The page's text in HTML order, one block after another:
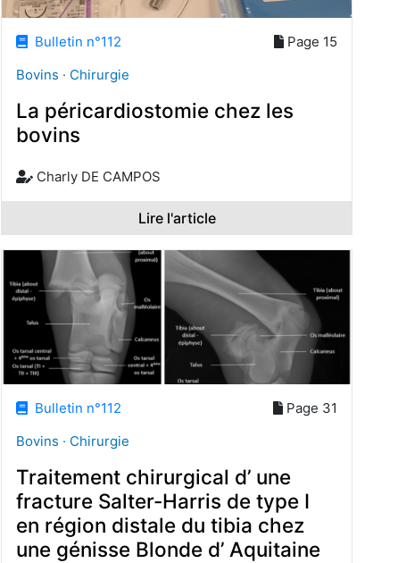
Bulletin n°112
Page 15
Bovins · Chirurgie
La péricardiostomie chez les
bovins
Charly DE CAMPOS
Lire l'article
Bulletin n°112
Page 31
Bovins · Chirurgie
Traitement chirurgical d’ une
fracture Salter-Harris de type I
en région distale du tibia chez
une génisse Blonde d’ Aquitaine